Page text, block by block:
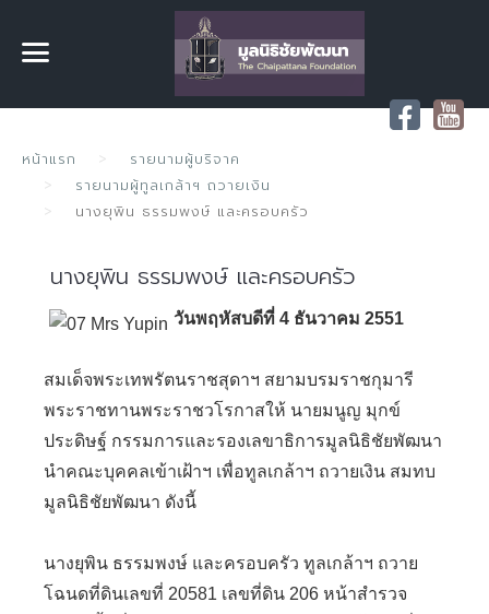
หน้าแรก
รายนามผู้บริจาค
รายนามผู้ทูลเกล้าฯ ถวายเงิน
นางยุพิน ธรรมพงษ์ และครอบครัว
นางยุพิน ธรรมพงษ์ และครอบครัว
วันพฤหัสบดีที่ 4 ธันวาคม 2551
สมเด็จพระเทพรัตนราชสุดาฯ สยามบรมราชกุมารี
พระราชทานพระราชวโรกาสให้ นายมนูญ มุกข์
ประดิษฐ์ กรรมการและรองเลขาธิการมูลนิธิชัยพัฒนา
นำคณะบุคคลเข้าเฝ้าฯ เพื่อทูลเกล้าฯ ถวายเงิน สมทบ
มูลนิธิชัยพัฒนา ดังนี้
นางยุพิน ธรรมพงษ์ และครอบครัว ทูลเกล้าฯ ถวาย
โฉนดที่ดินเลขที่ 20581 เลขที่ดิน 206 หน้าสำรวจ